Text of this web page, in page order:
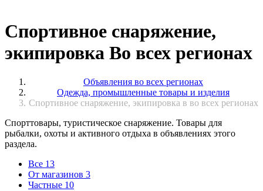
Спортивное снаряжение,
экипировка Во всех регионах
Объявления во всех регионах
Одежда, промышленные товары и изделия
Спортивное снаряжение, экипировка в во всех регионах
Спорттовары, туристическое снаряжение. Товары для
рыбалки, охоты и активного отдыха в объявлениях этого
раздела.
Все 13
От магазинов 3
Частные 10